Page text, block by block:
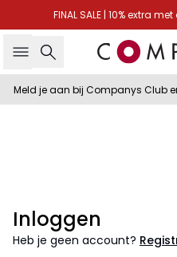
FINAL SALE | 10% extra
Zoeken
Meld je aan bij Companys Club
Inloggen
Heb je geen account?